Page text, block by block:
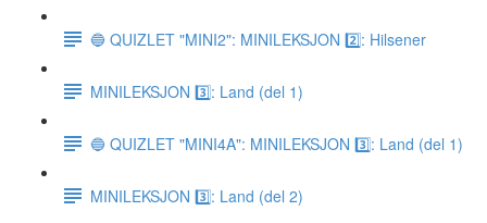
🔵 QUIZLET "MINI2": MINILEKSJON 2️⃣: Hilsener
MINILEKSJON 3️⃣: Land (del 1)
🔵 QUIZLET "MINI4A": MINILEKSJON 3️⃣: Land (del 1)
MINILEKSJON 3️⃣: Land (del 2)